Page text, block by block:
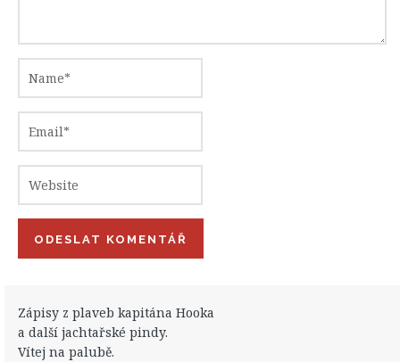
Zápisy z plaveb kapitána Hooka
a další jachtařské pindy.
Vítej na palubě.